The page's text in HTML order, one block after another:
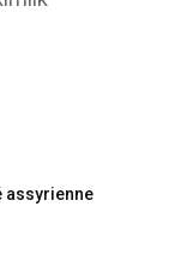
assyrienne